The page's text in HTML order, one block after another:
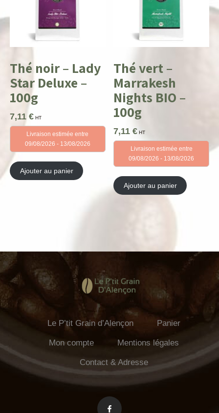
Thé noir – Lady
Star Deluxe –
100g
7,11 € HT
Livraison estimée entre
09/08/2026 - 13/08/2026
Ajouter au panier
Thé vert –
Marrakesh
Nights BIO –
100g
7,11€ HT
Livraison estimée entre
09/08/2026 - 13/08/2026
Ajouter au panier
Le P’tit Grain d’Alençon Panier
Mon compte Mentions légales
Contact & Adresse